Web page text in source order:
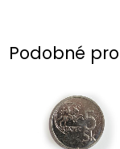
Podobné